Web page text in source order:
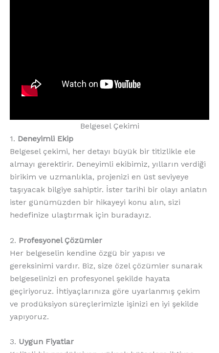
Belgesel Çekimi
1. Deneyimli Ekip
Belgesel çekimi, her detayı büyük bir titizlikle ele
almayı gerektirir. Deneyimli ekibimiz, yılların verdiği
birikim ve uzmanlıkla, projenizi en üst seviyeye
taşıyacak bilgiye sahiptir. İster tarihi bir olayı anlatın
ister günümüzden bir hikayeyi konu alın, sizi
hedefinize ulaştırmak için buradayız.
2. Profesyonel Çözümler
Her belgeselin kendine özgü bir yapısı ve
gereksinimi vardır. Biz, size özel çözümler sunarak
belgeselinizi en profesyonel şekilde hayata
geçiriyoruz. İhtiyaçlarınıza göre uyarlanmış çekim
ve prodüksiyon süreçlerimizle işinizi en iyi şekilde
yapıyoruz.
3. Uygun Fiyatlar